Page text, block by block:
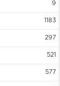
9
1183
297
521
577